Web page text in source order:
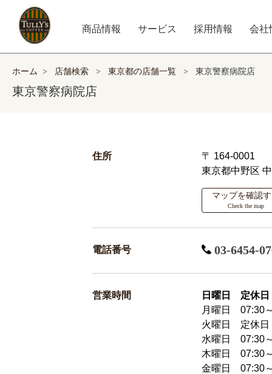
商品情報 サービス 採用情報 会社
ホーム > 店舗検索 > 東京都の店舗一覧 > 東京警察病院店
東京警察病院店
住所
〒 164-0001
東京都中野区
マップを確認
Check the map
電話番号 03-6454-
営業時間
日曜日 定休日
月曜日 07:30
火曜日 定休日
水曜日 07:30
木曜日 07:30
金曜日 07:30